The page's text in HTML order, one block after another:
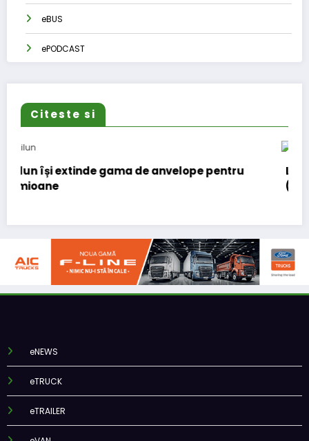
eBUS
ePODCAST
Citeste si
Lars Ljungström a fost numit director general
(CFO) pentru cellcentric
eNEWS
eTRUCK
eTRAILER